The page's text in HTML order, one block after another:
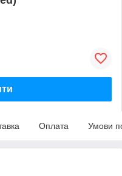
Оплата Умови